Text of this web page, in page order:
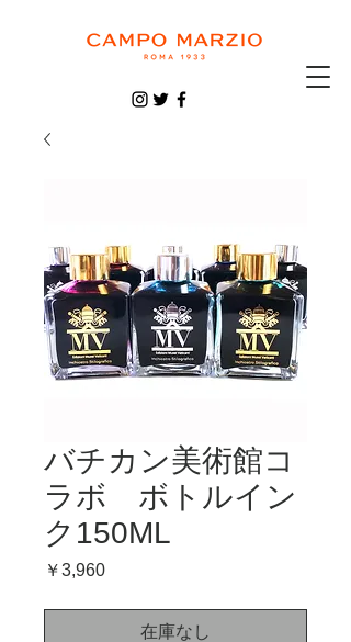
バチカン美術館コ
ラボ ボトルイン
ク150ML
￥3,960価
在庫なし